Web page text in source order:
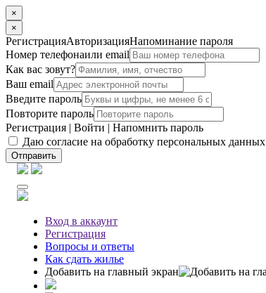
×
×
РегистрацияАвторизацияНапоминание пароля
Номер телефонаили email
Как вас зовут?
Ваш email
Введите пароль
Повторите пароль
Регистрация | Войти | Напомнить пароль
Даю согласие на обработку персональных данных
Отправить
Вход в аккаунт
Регистрация
Вопросы и ответы
Как сдать жилье
Добавить на главный экран